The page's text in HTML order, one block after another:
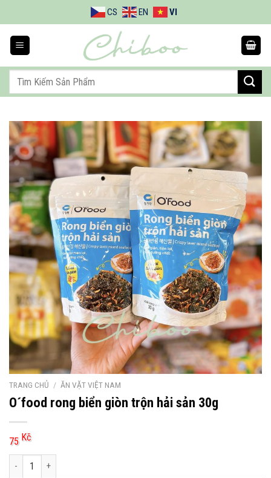
qua
dung
CS EN VI
Tìm
TRANG CHỦ / ĂN VẶT VIỆT NAM
O´food rong biển giòn trộn hải sản 30g
75 Kč
O´food rong biển giòn trộn hải sản 30g số lượng